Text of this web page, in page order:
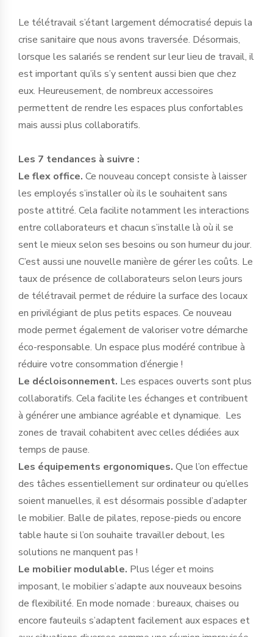
Le télétravail s’étant largement démocratisé depuis la
crise sanitaire que nous avons traversée. Désormais,
lorsque les salariés se rendent sur leur lieu de travail, il
est important qu’ils s’y sentent aussi bien que chez
eux. Heureusement, de nombreux accessoires
permettent de rendre les espaces plus confortables
mais aussi plus collaboratifs.
Les 7 tendances à suivre :
Le flex office. Ce nouveau concept consiste à laisser
les employés s’installer où ils le souhaitent sans
poste attitré. Cela facilite notamment les interactions
entre collaborateurs et chacun s’installe là où il se
sent le mieux selon ses besoins ou son humeur du jour.
C’est aussi une nouvelle manière de gérer les coûts. Le
taux de présence de collaborateurs selon leurs jours
de télétravail permet de réduire la surface des locaux
en privilégiant de plus petits espaces. Ce nouveau
mode permet également de valoriser votre démarche
éco-responsable. Un espace plus modéré contribue à
réduire votre consommation d’énergie !
Le décloisonnement. Les espaces ouverts sont plus
collaboratifs. Cela facilite les échanges et contribuent
à générer une ambiance agréable et dynamique. Les
zones de travail cohabitent avec celles dédiées aux
temps de pause.
Les équipements ergonomiques. Que l’on effectue
des tâches essentiellement sur ordinateur ou qu’elles
soient manuelles, il est désormais possible d’adapter
le mobilier. Balle de pilates, repose-pieds ou encore
table haute si l’on souhaite travailler debout, les
solutions ne manquent pas !
Le mobilier modulable. Plus léger et moins
imposant, le mobilier s’adapte aux nouveaux besoins
de flexibilité. En mode nomade : bureaux, chaises ou
encore fauteuils s’adaptent facilement aux espaces et